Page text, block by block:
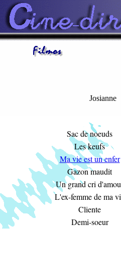
Josianne
Sac de noeuds
Les keufs
Ma vie est un enfer
Gazon maudit
Un grand cri
L'ex-femme de ma
Cliente
Demi-soeur